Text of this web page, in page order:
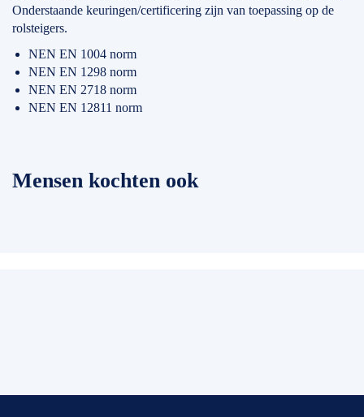
Onderstaande keuringen/certificering zijn van toepassing op de
rolsteigers.
NEN EN 1004 norm
NEN EN 1298 norm
NEN EN 2718 norm
NEN EN 12811 norm
Mensen kochten ook